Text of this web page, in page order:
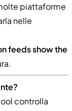
piattaforme
nelle
feeds show the
controlla